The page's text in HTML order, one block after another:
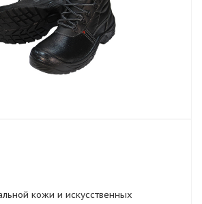
кожи и искусственных